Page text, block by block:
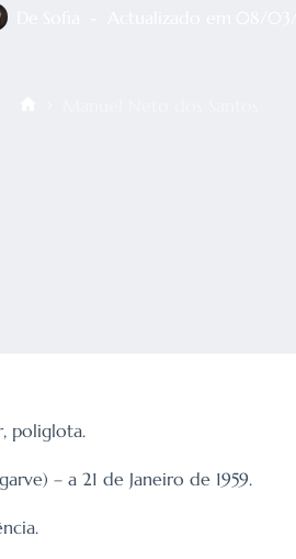
poliglota.
– a 21 de Janeiro de 1959.